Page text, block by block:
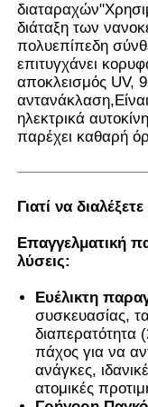
Γύρος
Ποιοτικός
επαφή
Ζητήστε ένα
Ταινία
διάταξη των
πολυεπίπεδη
επιτυγχάνει
αποκλεισμός UV,
ηλεκτρικά
παρέχει καθαρή
Γιατί να
Επαγγελματική
λύσεις:
Ευέλικτη
συσκευασίας,
διαπερατότητα
πάχος για να
ανάγκες,
ατομικές